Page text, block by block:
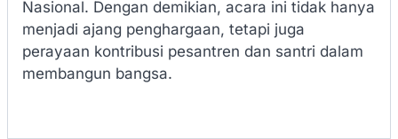
Nasional. Dengan demikian, acara ini tidak hanya
menjadi ajang penghargaan, tetapi juga
perayaan kontribusi pesantren dan santri dalam
membangun bangsa.